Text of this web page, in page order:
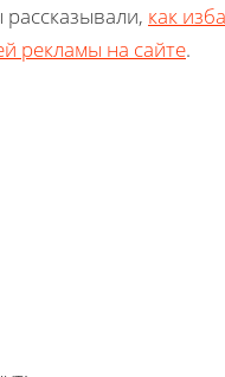
как
рекламы на сайте.